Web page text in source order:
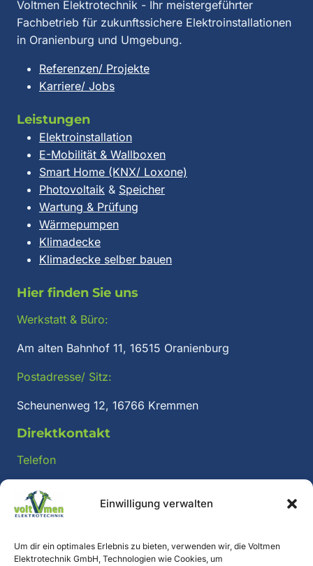
Einwilligung verwalten
Um dir ein optimales Erlebnis zu bieten, verwenden wir, die Voltmen
Elektrotechnik GmbH, Technologien wie Cookies, um
Voltmen Elektrotechnik - Ihr meistergeführter
Fachbetrieb für zukunftssichere Elektroinstallationen
in Oranienburg und Umgebung.
Referenzen/ Projekte
Karriere/ Jobs
Leistungen
Elektroinstallation
E-Mobilität & Wallboxen
Smart Home (KNX/ Loxone)
Photovoltaik & Speicher
Wartung & Prüfung
Wärmepumpen
Klimadecke
Klimadecke selber bauen
Hier finden Sie uns
Werkstatt & Büro:
Am alten Bahnhof 11, 16515 Oranienburg
Postadresse/ Sitz:
Scheunenweg 12, 16766 Kremmen
Direktkontakt
Telefon
+49 (0) 3301 / 571 97 57
E-Mail:
post@voltmen.de